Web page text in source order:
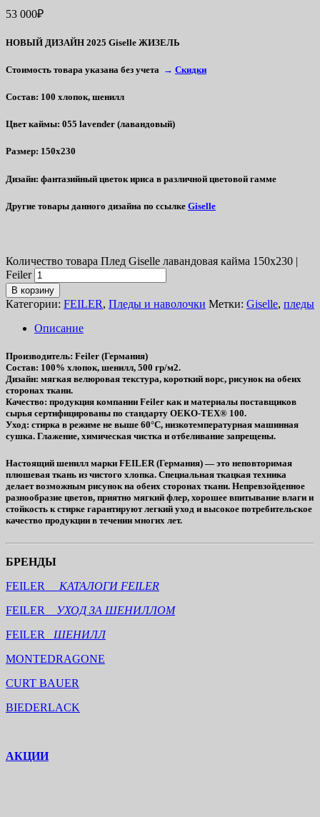
53 000₽
НОВЫЙ ДИЗАЙН 2025 Giselle ЖИЗЕЛЬ
Стоимость товара указана без учета → Скидки
Состав: 100 хлопок, шенилл
Цвет каймы: 055 lavender (лавандовый)
Размер: 150х230
Дизайн: фантазийный цветок ириса в различной цветовой гамме
Другие товары данного дизайна по ссылке Giselle
Количество товара Плед Giselle лавандовая кайма 150х230 |
Feiler
В корзину
Категории: FEILER, Пледы и наволочки Метки: Giselle, пледы
Описание
Производитель: Feiler (Германия)
Состав: 100% хлопок, шенилл, 500 гр/м2.
Дизайн: мягкая велюровая текстура, короткий ворс, рисунок на обеих
сторонах ткани.
Качество: продукция компании Feiler как и материалы поставщиков
сырья сертифицированы по стандарту OEKO-TEX® 100.
Уход: стирка в режиме не выше 60°C, низкотемпературная машинная
сушка. Глажение, химическая чистка и отбеливание запрещены.
Настоящий шенилл марки FEILER (Германия) — это неповторимая
плюшевая ткань из чистого хлопка. Специальная ткацкая техника
делает возможным рисунок на обеих сторонах ткани. Непревзойденное
разнообразие цветов, приятно мягкий флер, хорошее впитывание влаги и
стойкость к стирке гарантируют легкий уход и высокое потребительское
качество продукции в течении многих лет.
БРЕНДЫ
FEILER КАТАЛОГИ FEILER
FEILER
УХОД ЗА ШЕНИЛЛОМ
FEILER ШЕНИЛЛ
MONTEDRAGONE
CURT BAUER
BIEDERLACK
АКЦИИ